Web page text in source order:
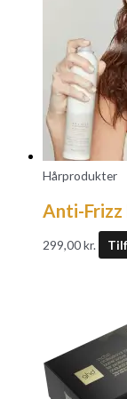
Hårprodukter
Anti-Frizz
299,00kr.